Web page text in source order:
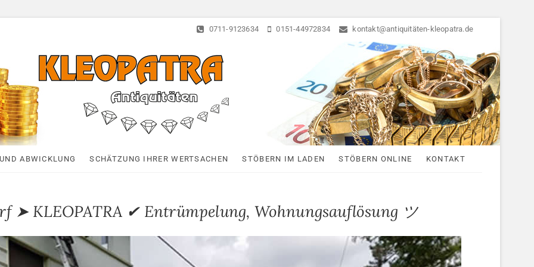
0711-9123634 0151-44972834 kontakt@antiquitäten-kleopatra.de
Kleopatra-Antiquitäten
HAUSHALTSAUFLÖSUNGEN, ANTIQUITÄTEN AN- UND VERTAUF
ABWICKLUNG SCHÄTZUNG IHRER WERTSACHEN STÖBERN IM LADEN STÖBERN ONLINE KONTAKT
➤ KLEOPATRA ✔ Entrümpelung, Wohnungsauflösung ツ